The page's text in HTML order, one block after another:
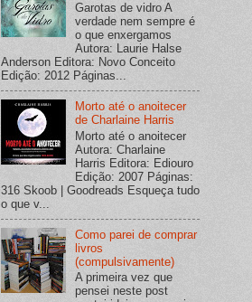
Garotas de vidro A
verdade nem sempre é
o que enxergamos
Autora: Laurie Halse
Anderson Editora: Novo Conceito
Edição: 2012 Páginas...
Morto até o anoitecer
de Charlaine Harris
Morto até o anoitecer
Autora: Charlaine
Harris Editora: Ediouro
Edição: 2007 Páginas:
316 Skoob | Goodreads Esqueça tudo
o que v...
Como parei de comprar
livros
(compulsivamente)
A primeira vez que
pensei neste post